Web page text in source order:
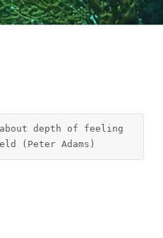
depth of feeling
(Peter Adams)